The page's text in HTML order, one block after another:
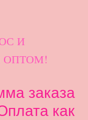
И
ОПТОМ!
заказа
как